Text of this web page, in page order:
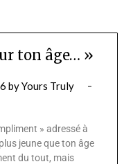
ton âge… »
byYours Truly
» adressé à
jeune que ton âge
du tout, mais